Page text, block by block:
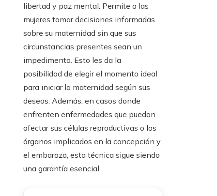
libertad y paz mental. Permite a las
mujeres tomar decisiones informadas
sobre su maternidad sin que sus
circunstancias presentes sean un
impedimento. Esto les da la
posibilidad de elegir el momento ideal
para iniciar la maternidad según sus
deseos. Además, en casos donde
enfrenten enfermedades que puedan
afectar sus células reproductivas o los
órganos implicados en la concepción y
el embarazo, esta técnica sigue siendo
una garantía esencial.